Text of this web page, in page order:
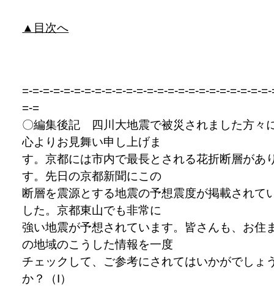
▲目次へ
=-=-=-=-=-=-=-=-=-=-=-=-=-=-=-=-=-=-=-=-=-=-=-
=-=
〇編集後記 四川大地震で被災されました方々
心よりお見舞い申し上げま
す。京都には市内で最長とされる花折断層があ
す。先日の京都新聞にこの
断層を震源とする地震の予想震度が掲載されて
した。京都東山でも非常に
強い地震が予想されています。皆さんも、お住
の地域のこうした情報を一度
チェックして、ご参考にされてはいかがでしょ
か？（I）